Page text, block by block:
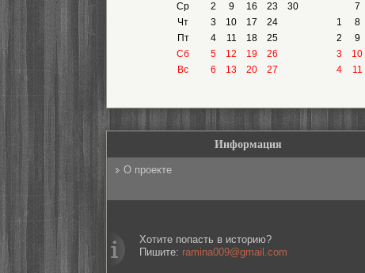
Ср
Чт
Пт
Сб
Вс
2
9 16 23
30
3
10 17
24
4
11 18
25
5
12 19
26
6
13 20 27
7
1
8
2
9
3
10
4
11
Информация
О проекте
Хотите попасть в историю?
Пишите: ramina009@gmail.com